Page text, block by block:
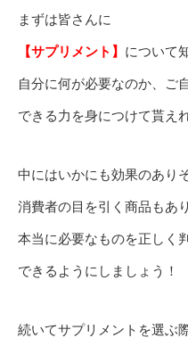
まずは皆さんに
【サプリメント】 について
自分に何が必要なのか、ご
できる力を身につけて貰え
中にはいかにも効果のあり
消費者の目を引く商品もあ
本当に必要なものを正しく
できるようにしましょう！
続いてサプリメントを選ぶ